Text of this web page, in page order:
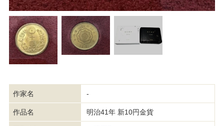
作家名 -
作品名 明治41年 新10円金貨